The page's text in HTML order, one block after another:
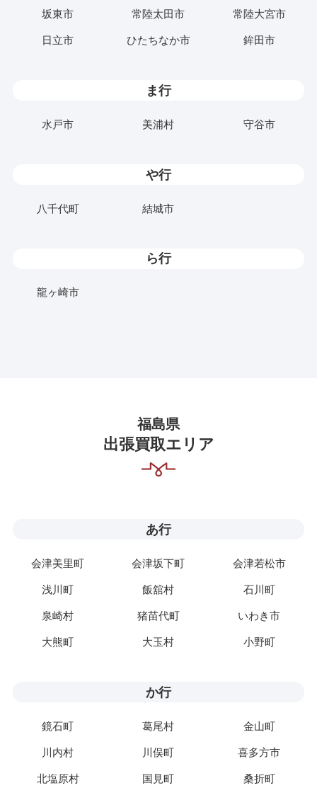
坂東市 常陸太田市 常陸大宮市
日立市 ひたちなか市 鉾田市
ま行
水戸市 美浦村 守谷市
や行
八千代町 結城市
ら行
龍ヶ崎市
福島県
出張買取エリア
あ行
会津美里町 会津坂下町 会津若松市
浅川町 飯舘村 石川町
泉崎村 猪苗代町 いわき市
大熊町 大玉村 小野町
か行
鏡石町 葛尾村 金山町
川内村 川俣町 喜多方市
北塩原村 国見町 桑折町